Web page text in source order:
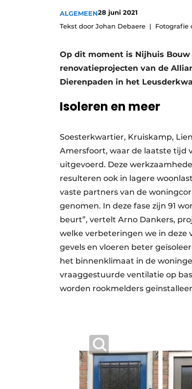
Podcasts
Privacy / Cookie statement
Vacature aanmelden
Vacatures
ALGEMEEN28 juni 2021
Tekst door Johan Debaere
Fotografie
Op dit moment is Nijhuis Bouw
renovatieprojecten van de
Dierenpaden in het
Isoleren en meer
Soesterkwartier, Kruiskamp,
Amersfoort, waar de laatste tijd
uitgevoerd. Deze
resulteren ook in lagere
vaste partners van de
genomen. In deze fase zijn 91
beurt”, vertelt Arno Dankers,
welke verbeteringen we in deze
gevels en vloeren beter
het binnenklimaat in de
vraaggestuurde ventilatie op
worden rookmelders